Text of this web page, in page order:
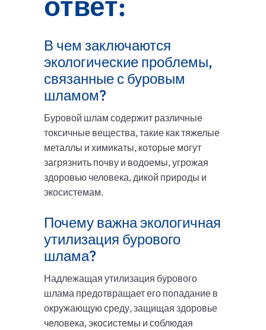
В чем заключаются
экологические проблемы,
связанные с буровым
шламом?
Буровой шлам содержит различные
токсичные вещества, такие как тяжелые
металлы и химикаты, которые могут
загрязнить почву и водоемы, угрожая
здоровью человека, дикой природы и
экосистемам.
Почему важна экологичная
утилизация бурового
шлама?
Надлежащая утилизация бурового
шлама предотвращает его попадание в
окружающую среду, защищая здоровье
человека, экосистемы и соблюдая